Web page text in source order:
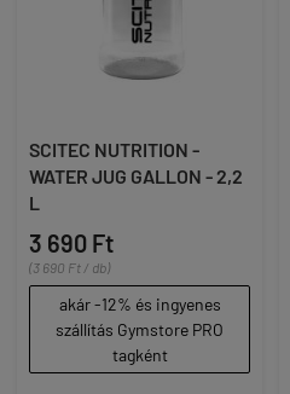
SCITEC NUTRITION -
WATER JUG GALLON - 2,2
L
3 690 Ft
(3 690 Ft / db)
akár -12% és ingyenes
szállítás Gymstore PRO
tagként